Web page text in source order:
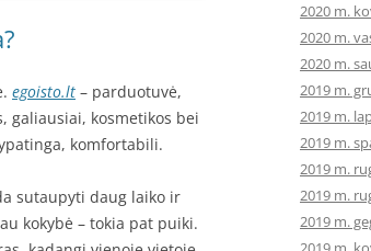
egoisto.lt – parduotuvė,
galiausiai, kosmetikos bei
komfortabili.
sutaupyti daug laiko ir
kokybė – tokia pat puiki.
2020 m.
2020 m.
2020 m.
2019 m.
2019 m.
2019 m.
2019 m.
2019 m.
2019 m.